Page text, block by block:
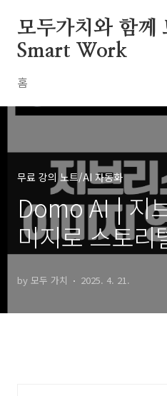
모두가치와 함께
Smart Work
홈
무료 강의 노트/AI 자동화
Domo AI | 지
미지로 스토리
텐츠 영상 제작
by 모두 가치 2025. 4. 21.